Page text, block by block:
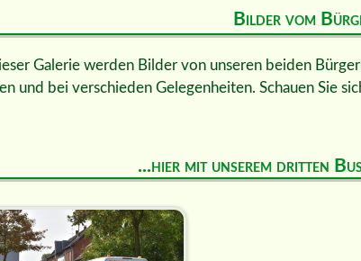
Bilder vom
Galerie werden Bilder von unseren beiden
und bei verschieden Gelegenheiten. Schauen Sie
...hier mit unserem dritten